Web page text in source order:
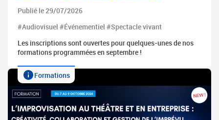
Publié le 29/07/2026
#Audiovisuel #Événementiel #Spectacle vivant
Les inscriptions sont ouvertes pour quelques-unes de nos
formations programmées en septembre !
Formations